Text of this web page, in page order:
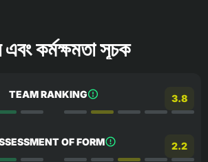
কর্মক্ষমতা সূচক
TEAM RANKING 3.8
OF FORM 2.2